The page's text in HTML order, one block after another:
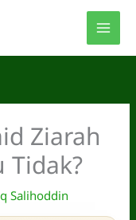
Ziarah
Tidak?
Salihoddin